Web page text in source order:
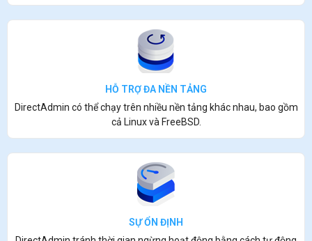
HỖ TRỢ ĐA NỀN TẢNG
DirectAdmin có thể chạy trên nhiều nền tảng khác nhau, bao gồm
cả Linux và FreeBSD.
SỰ ỔN ĐỊNH